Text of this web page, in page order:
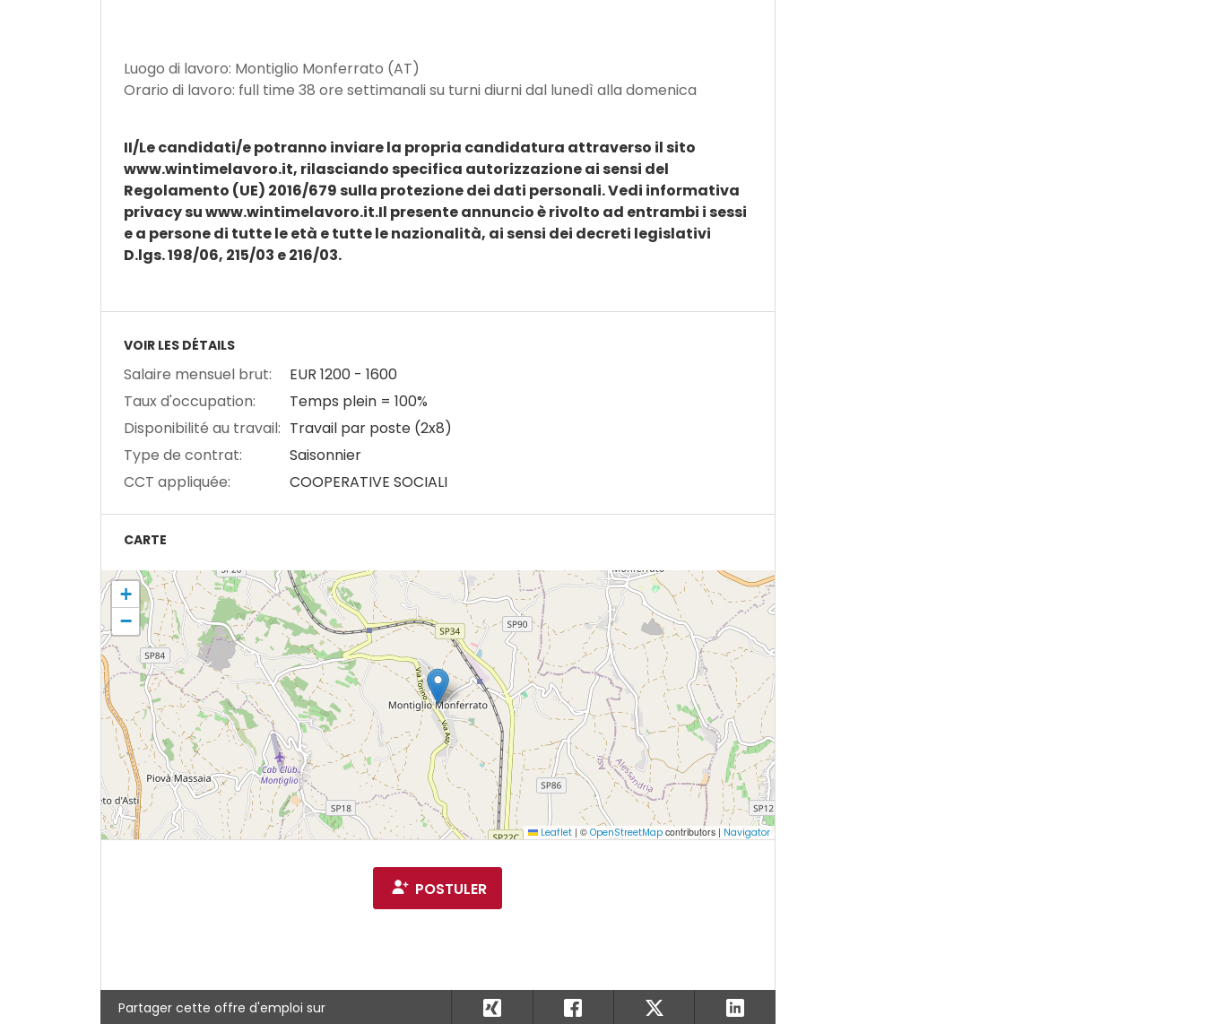
Luogo di lavoro: Montiglio Monferrato (AT)
Orario di lavoro: full time 38 ore settimanali su turni diurni dal lunedì alla domenica
II/Le candidati/e potranno inviare la propria candidatura attraverso il sito
www.wintimelavoro.it, rilasciando specifica autorizzazione ai sensi del
Regolamento (UE) 2016/679 sulla protezione dei dati personali. Vedi informativa
privacy suwww.wintimelavoro.it.Il presente annuncio è rivolto ad entrambi i sessi
e a persone di tutte le età e tutte le nazionalità, ai sensi dei decreti legislativi
D.lgs. 198/06, 215/03 e 216/03.
VOIR LES DÉTAILS
Salaire mensuel brut: EUR 1200 - 1600
Taux d'occupation:
Temps plein = 100%
Disponibilité au travail: Travail par poste (2x8)
Type de contrat:
Saisonnier
CCT appliquée:
COOPERATIVE SOCIALI
CARTE
+
−
Leaflet | © OpenStreetMapcontributors | Navigator
POSTULER
Partager cette offre d'emploi sur